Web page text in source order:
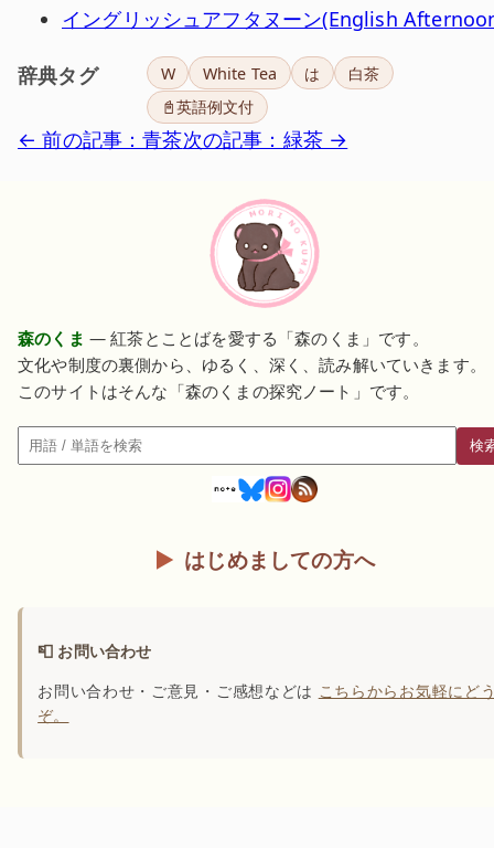
イングリッシュアフタヌーン(English
辞典タグ W White Tea は
白茶
📓英語例文付
← 前の記事：青茶次の記事：緑茶 →
森のくま — 紅茶とことばを愛する「森のくま」です。
文化や制度の裏側から、ゆるく、深く、読み解いていきます。
このサイトはそんな「森のくまの探究ノート」です。
検索
検
はじめましての方へ
📮 お問い合わせ
お問い合わせ・ご意見・ご感想などは こちらからお気軽にど
ぞ。